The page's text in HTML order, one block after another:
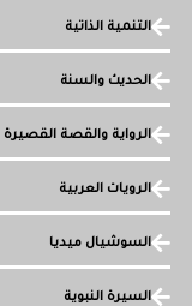
التنمية الذاتية
الحديث والسنة
الرواية والقصة القصيرة
الرويات العربية
السوشيال ميديا
السيرة النبوية